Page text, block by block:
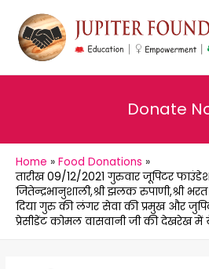
Donate
Home
Food Donations
तारीख 09/12/2021 गुरुवार जूपिटर
जितेन्द्रभानुशाली,श्री झलक रुपाणी,श्री
दिया गुरु की लंगर सेवा की प्रमुख और
प्रेसीडेंट कोमल वासवानी जी की देखरेख में